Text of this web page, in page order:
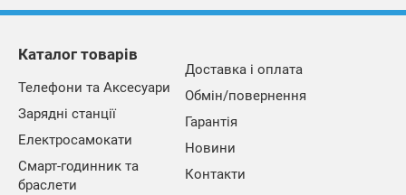
Каталог товарів
Телефони та Аксесуари
Зарядні станції
Електросамокати
Смарт-годинник та
браслети
Доставка і оплата
Обмін/повернення
Гарантія
Новини
Контакти